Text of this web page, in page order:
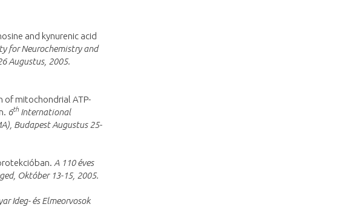
and kynurenic acid
for Neurochemistry and
Augustus, 2005.
of mitochondrial ATP-
6th International
Budapest Augustus 25-
A 110 éves
Október 13-15, 2005.
Ideg- és Elmeorvosok